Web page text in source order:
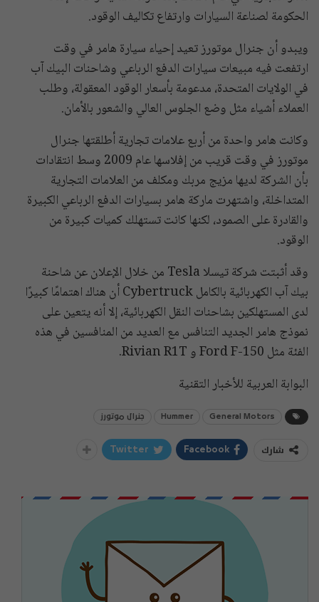
الحكومة لصناعة السيارات وارتفاع تكاليف الوقود.
ويبدو أن جنرال موتورز تعيد إحياء سيارة هامر في وقت
ارتفعت فيه مبيعات سيارات الدفع الرباعي وشاحنات البيك آب
في الولايات المتحدة، مدعومة بأسعار الوقود المعقولة، وطلب
العملاء أشياء مثل وضع الجلوس العالي والشعور بالأمان.
وكانت هامر واحدة من أربع علامات تجارية أطلقتها جنرال
موتورز في وقت قريب من إفلاسها عام 2009 وسط انتقادات
بأن الشركة لديها مزيج مربك ومكلف من العلامات التجارية
المتداخلة، واشتهرت ماركة هامر بسيارات الدفع الرباعي الكبيرة
والقادرة على الصمود، لكنها كانت تستهلك كميات كبيرة من
الوقود.
وقد أثبتت شركة تيسلا Tesla من خلال الإعلان عن شاحنة
بيك آب الكهربائية بالكامل Cybertruck أن هناك اهتمامًا كبيرًا
لدى المستهلكين بشاحنات النقل الكهربائية، إلا أنه يتعين على
نموذج هامر الجديد التنافس مع العديد من المنافسين في هذه
الفئة مثل Ford F-150 و Rivian R1T.
البوابة العربية للأخبار التقنية
General Motors
Hummer جنرال موتورز
شارك Facebook
Twitter